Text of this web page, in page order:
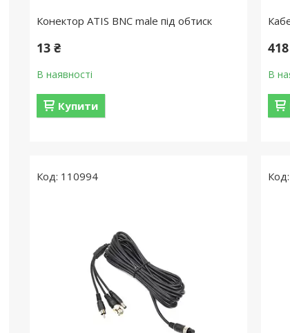
Конектор ATIS BNC male під обтиск
13 ₴
В наявності
Купити
В
110994